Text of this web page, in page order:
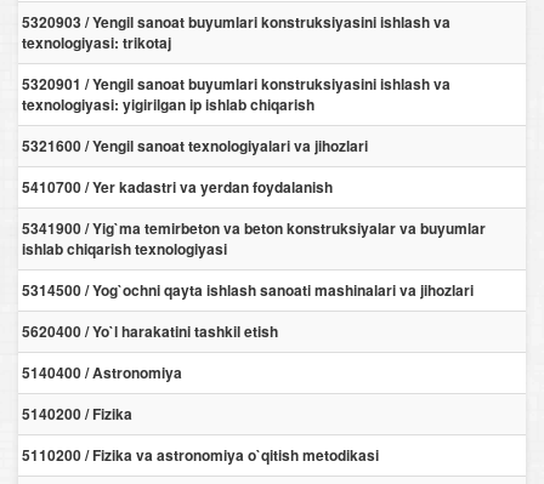
5320903 / Yengil sanoat buyumlari konstruksiyasini ishlash va
texnologiyasi: trikotaj
5320901 / Yengil sanoat buyumlari konstruksiyasini ishlash va
texnologiyasi: yigirilgan ip ishlab chiqarish
5321600 / Yengil sanoat texnologiyalari va jihozlari
5410700 / Yer kadastri va yerdan foydalanish
5341900 / Yig`ma temirbeton va beton konstruksiyalar va buyumlar
ishlab chiqarish texnologiyasi
5314500 / Yog`ochni qayta ishlash sanoati mashinalari va jihozlari
5620400 / Yo`l harakatini tashkil etish
5140400 / Astronomiya
5140200 / Fizika
5110200 / Fizika va astronomiya o`qitish metodikasi